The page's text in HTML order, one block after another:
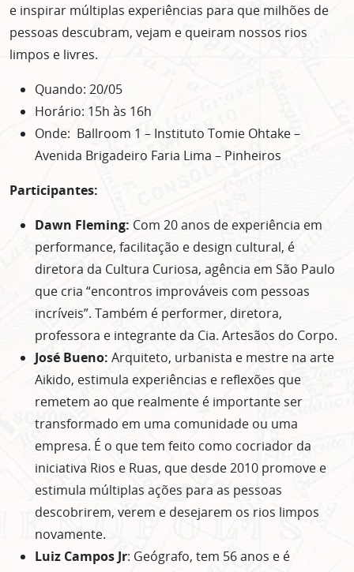
e inspirar múltiplas experiências para que milhões de
pessoas descubram, vejam e queiram nossos rios
limpos e livres.
Quando: 20/05
Horário: 15h às 16h
Onde: Ballroom 1 – Instituto Tomie Ohtake –
Avenida Brigadeiro Faria Lima – Pinheiros
Participantes:
Dawn Fleming: Com 20 anos de experiência em
performance, facilitação e design cultural, é
diretora da Cultura Curiosa, agência em São Paulo
que cria “encontros improváveis com pessoas
incríveis”. Também é performer, diretora,
professora e integrante da Cia. Artesãos do Corpo.
José Bueno: Arquiteto, urbanista e mestre na arte
Aikido, estimula experiências e reflexões que
remetem ao que realmente é importante ser
transformado em uma comunidade ou uma
empresa. É o que tem feito como cocriador da
iniciativa Rios e Ruas, que desde 2010 promove e
estimula múltiplas ações para as pessoas
descobrirem, verem e desejarem os rios limpos
novamente.
Luiz Campos Jr: Geógrafo, tem 56 anos e é